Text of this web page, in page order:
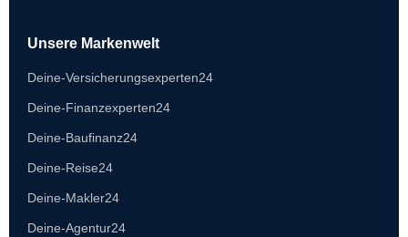
Unsere Markenwelt
Deine-Versicherungsexperten24
Deine-Finanzexperten24
Deine-Baufinanz24
Deine-Reise24
Deine-Makler24
Deine-Agentur24